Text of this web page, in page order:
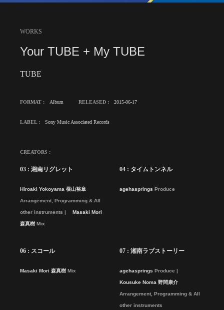
WORKS
Your TUBE + My TUBE
TUBE
FORMAT : Album RELEASED : 2015-06-17
LABEL : Sony Music Associated Records
CREATORS :
03 : 湘南リグレット
Hiroaki Yokoyama 横山裕章
Arrangement, Programming & All
other instruments Masaki Mori
森真樹 Mix
04 : タイムトンネル
agehasprings Produce
06 : スコール
Masaki Mori 森真樹 Mix
07 : 湘南ラブストーリー
agehasprings Produce
Kousuke Noma 野間康介
Arrangement, Programming & All
other instruments